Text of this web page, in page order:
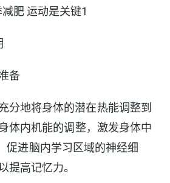
肥 运动是关键1
备
分地将身体的潜在热能调整到
体内机能的调整，激发身体中
促进脑内学习区域的神经细
提高记忆力。